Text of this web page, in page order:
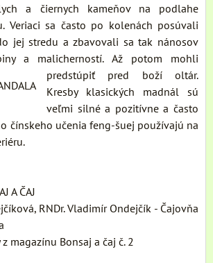
a čiernych kameňov na podlahe
Veriaci sa často po kolenách posúvali
jej stredu a zbavovali sa tak nánosov
a malicherností. Až potom mohli
predstúpiť pred boží oltár.
Kresby klasických madnál sú
veľmi silné a pozitívne a často
čínskeho učenia feng-šuej používajú na
A ČAJ
RNDr. Vladimír Ondejčík - Čajovňa
magazínu Bonsaj a čaj č. 2